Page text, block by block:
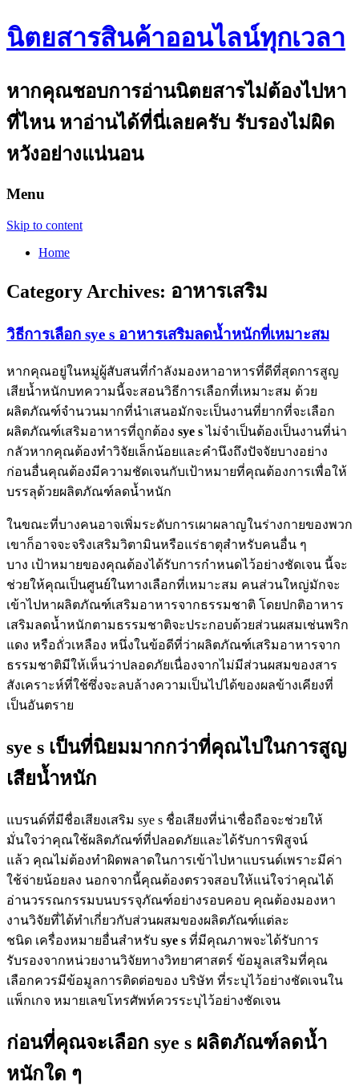
นิตยสารสินค้าออนไลน์ทุกเวลา
หากคุณชอบการอ่านนิตยสารไม่ต้องไปหา
ที่ไหน หาอ่านได้ที่นี่เลยครับ รับรองไม่ผิด
หวังอย่างแน่นอน
Menu
Skip to content
Home
Category Archives: อาหารเสริม
วิธีการเลือก sye s อาหารเสริมลดน้ำหนักที่เหมาะสม
หากคุณอยู่ในหมู่ผู้สับสนที่กำลังมองหาอาหารที่ดีที่สุดการสูญ
เสียน้ำหนักบทความนี้จะสอนวิธีการเลือกที่เหมาะสม ด้วย
ผลิตภัณฑ์จำนวนมากที่นำเสนอมักจะเป็นงานที่ยากที่จะเลือก
ผลิตภัณฑ์เสริมอาหารที่ถูกต้อง sye sไม่จำเป็นต้องเป็นงานที่น่า
กลัวหากคุณต้องทำวิจัยเล็กน้อยและคำนึงถึงปัจจัยบางอย่าง
ก่อนอื่นคุณต้องมีความชัดเจนกับเป้าหมายที่คุณต้องการเพื่อให้
บรรลุด้วยผลิตภัณฑ์ลดน้ำหนัก
ในขณะที่บางคนอาจเพิ่มระดับการเผาผลาญในร่างกายของพวก
เขาก็อาจจะจริงเสริมวิตามินหรือแร่ธาตุสำหรับคนอื่น ๆ
บาง เป้าหมายของคุณต้องได้รับการกำหนดไว้อย่างชัดเจน นี้จะ
ช่วยให้คุณเป็นศูนย์ในทางเลือกที่เหมาะสม คนส่วนใหญ่มักจะ
เข้าไปหาผลิตภัณฑ์เสริมอาหารจากธรรมชาติ โดยปกติอาหาร
เสริมลดน้ำหนักตามธรรมชาติจะประกอบด้วยส่วนผสมเช่นพริก
แดง หรือถั่วเหลือง หนึ่งในข้อดีที่ว่าผลิตภัณฑ์เสริมอาหารจาก
ธรรมชาติมีให้เห็นว่าปลอดภัยเนื่องจากไม่มีส่วนผสมของสาร
สังเคราะห์ที่ใช้ซึ่งจะลบล้างความเป็นไปได้ของผลข้างเคียงที่
เป็นอันตราย
sye s เป็นที่นิยมมากกว่าที่คุณไปในการสูญ
เสียน้ำหนัก
แบรนด์ที่มีชื่อเสียงเสริม sye s ชื่อเสียงที่น่าเชื่อถือจะช่วยให้
มั่นใจว่าคุณใช้ผลิตภัณฑ์ที่ปลอดภัยและได้รับการพิสูจน์
แล้ว คุณไม่ต้องทำผิดพลาดในการเข้าไปหาแบรนด์เพราะมีค่า
ใช้จ่ายน้อยลง นอกจากนี้คุณต้องตรวจสอบให้แน่ใจว่าคุณได้
อ่านวรรณกรรมบนบรรจุภัณฑ์อย่างรอบคอบ คุณต้องมองหา
งานวิจัยที่ได้ทำเกี่ยวกับส่วนผสมของผลิตภัณฑ์แต่ละ
ชนิด เครื่องหมายอื่นสำหรับ sye s ที่มีคุณภาพจะได้รับการ
รับรองจากหน่วยงานวิจัยทางวิทยาศาสตร์ ข้อมูลเสริมที่คุณ
เลือกควรมีข้อมูลการติดต่อของ บริษัท ที่ระบุไว้อย่างชัดเจนใน
แพ็กเกจ หมายเลขโทรศัพท์ควรระบุไว้อย่างชัดเจน
ก่อนที่คุณจะเลือก sye s ผลิตภัณฑ์ลดน้ำ
หนักใด ๆ